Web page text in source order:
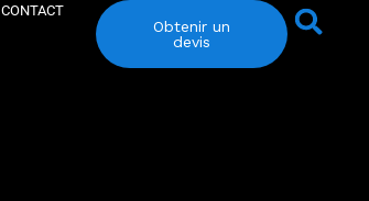
CONTACT
Obtenir un
devis